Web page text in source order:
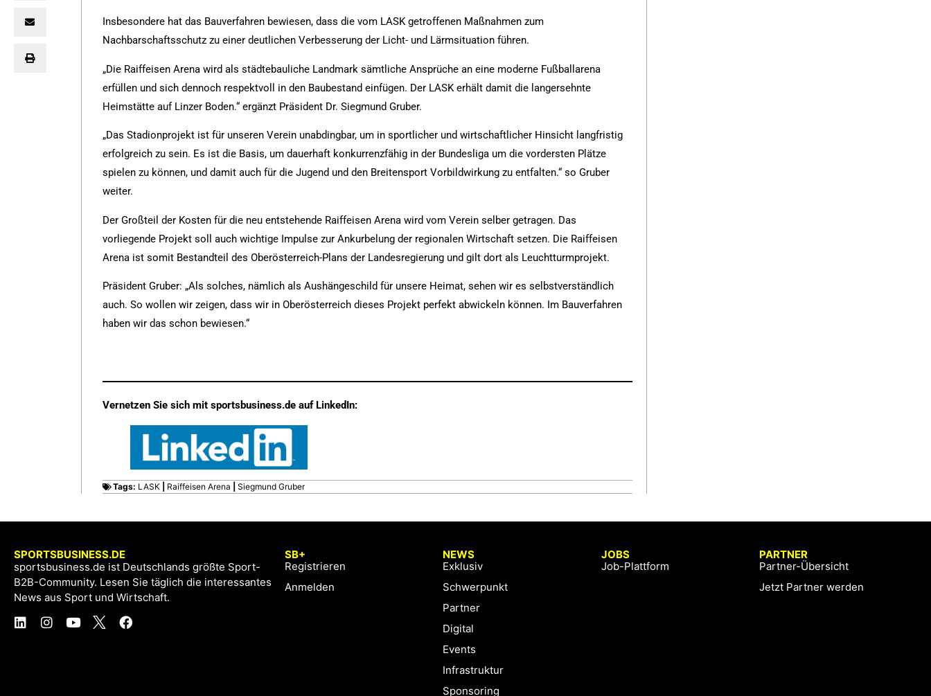
Insbesondere hat das Bauverfahren bewiesen, dass die vom LASK getroffenen Maßnahmen zum
Nachbarschaftsschutz zu einer deutlichen Verbesserung der Licht- und Lärmsituation führen.
„Die Raiffeisen Arena wird als städtebauliche Landmark sämtliche Ansprüche an eine moderne Fußballarena
erfüllen und sich dennoch respektvoll in den Baubestand einfügen. Der LASK erhält damit die langersehnte
Heimstätte auf Linzer Boden.“ ergänzt Präsident Dr. Siegmund Gruber.
„Das Stadionprojekt ist für unseren Verein unabdingbar, um in sportlicher und wirtschaftlicher Hinsicht langfristig
erfolgreich zu sein. Es ist die Basis, um dauerhaft konkurrenzfähig in der Bundesliga um die vordersten Plätze
spielen zu können, und damit auch für die Jugend und den Breitensport Vorbildwirkung zu entfalten.“ so Gruber
weiter.
Der Großteil der Kosten für die neu entstehende Raiffeisen Arena wird vom Verein selber getragen. Das
vorliegende Projekt soll auch wichtige Impulse zur Ankurbelung der regionalen Wirtschaft setzen. Die Raiffeisen
Arena ist somit Bestandteil des Oberösterreich-Plans der Landesregierung und gilt dort als Leuchtturmprojekt.
Präsident Gruber: „Als solches, nämlich als Aushängeschild für unsere Heimat, sehen wir es selbstverständlich
auch. So wollen wir zeigen, dass wir in Oberösterreich dieses Projekt perfekt abwickeln können. Im Bauverfahren
haben wir das schon bewiesen.“
Vernetzen Sie sich mit sportsbusiness.de auf LinkedIn:
Tags: LASK Raiffeisen Arena |Siegmund Gruber
SPORTSBUSINESS.DE
sportsbusiness.de ist Deutschlands größte Sport-
B2B-Community. Lesen Sie täglich die interessantes
News aus Sport und Wirtschaft.
SB+
Registrieren
Anmelden
NEWS
Exklusiv
Schwerpunkt
Partner
Digital
Events
Infrastruktur
Sponsoring
JOBS
Job-Plattform
PARTNER
Partner-Übersicht
Jetzt Partner werden